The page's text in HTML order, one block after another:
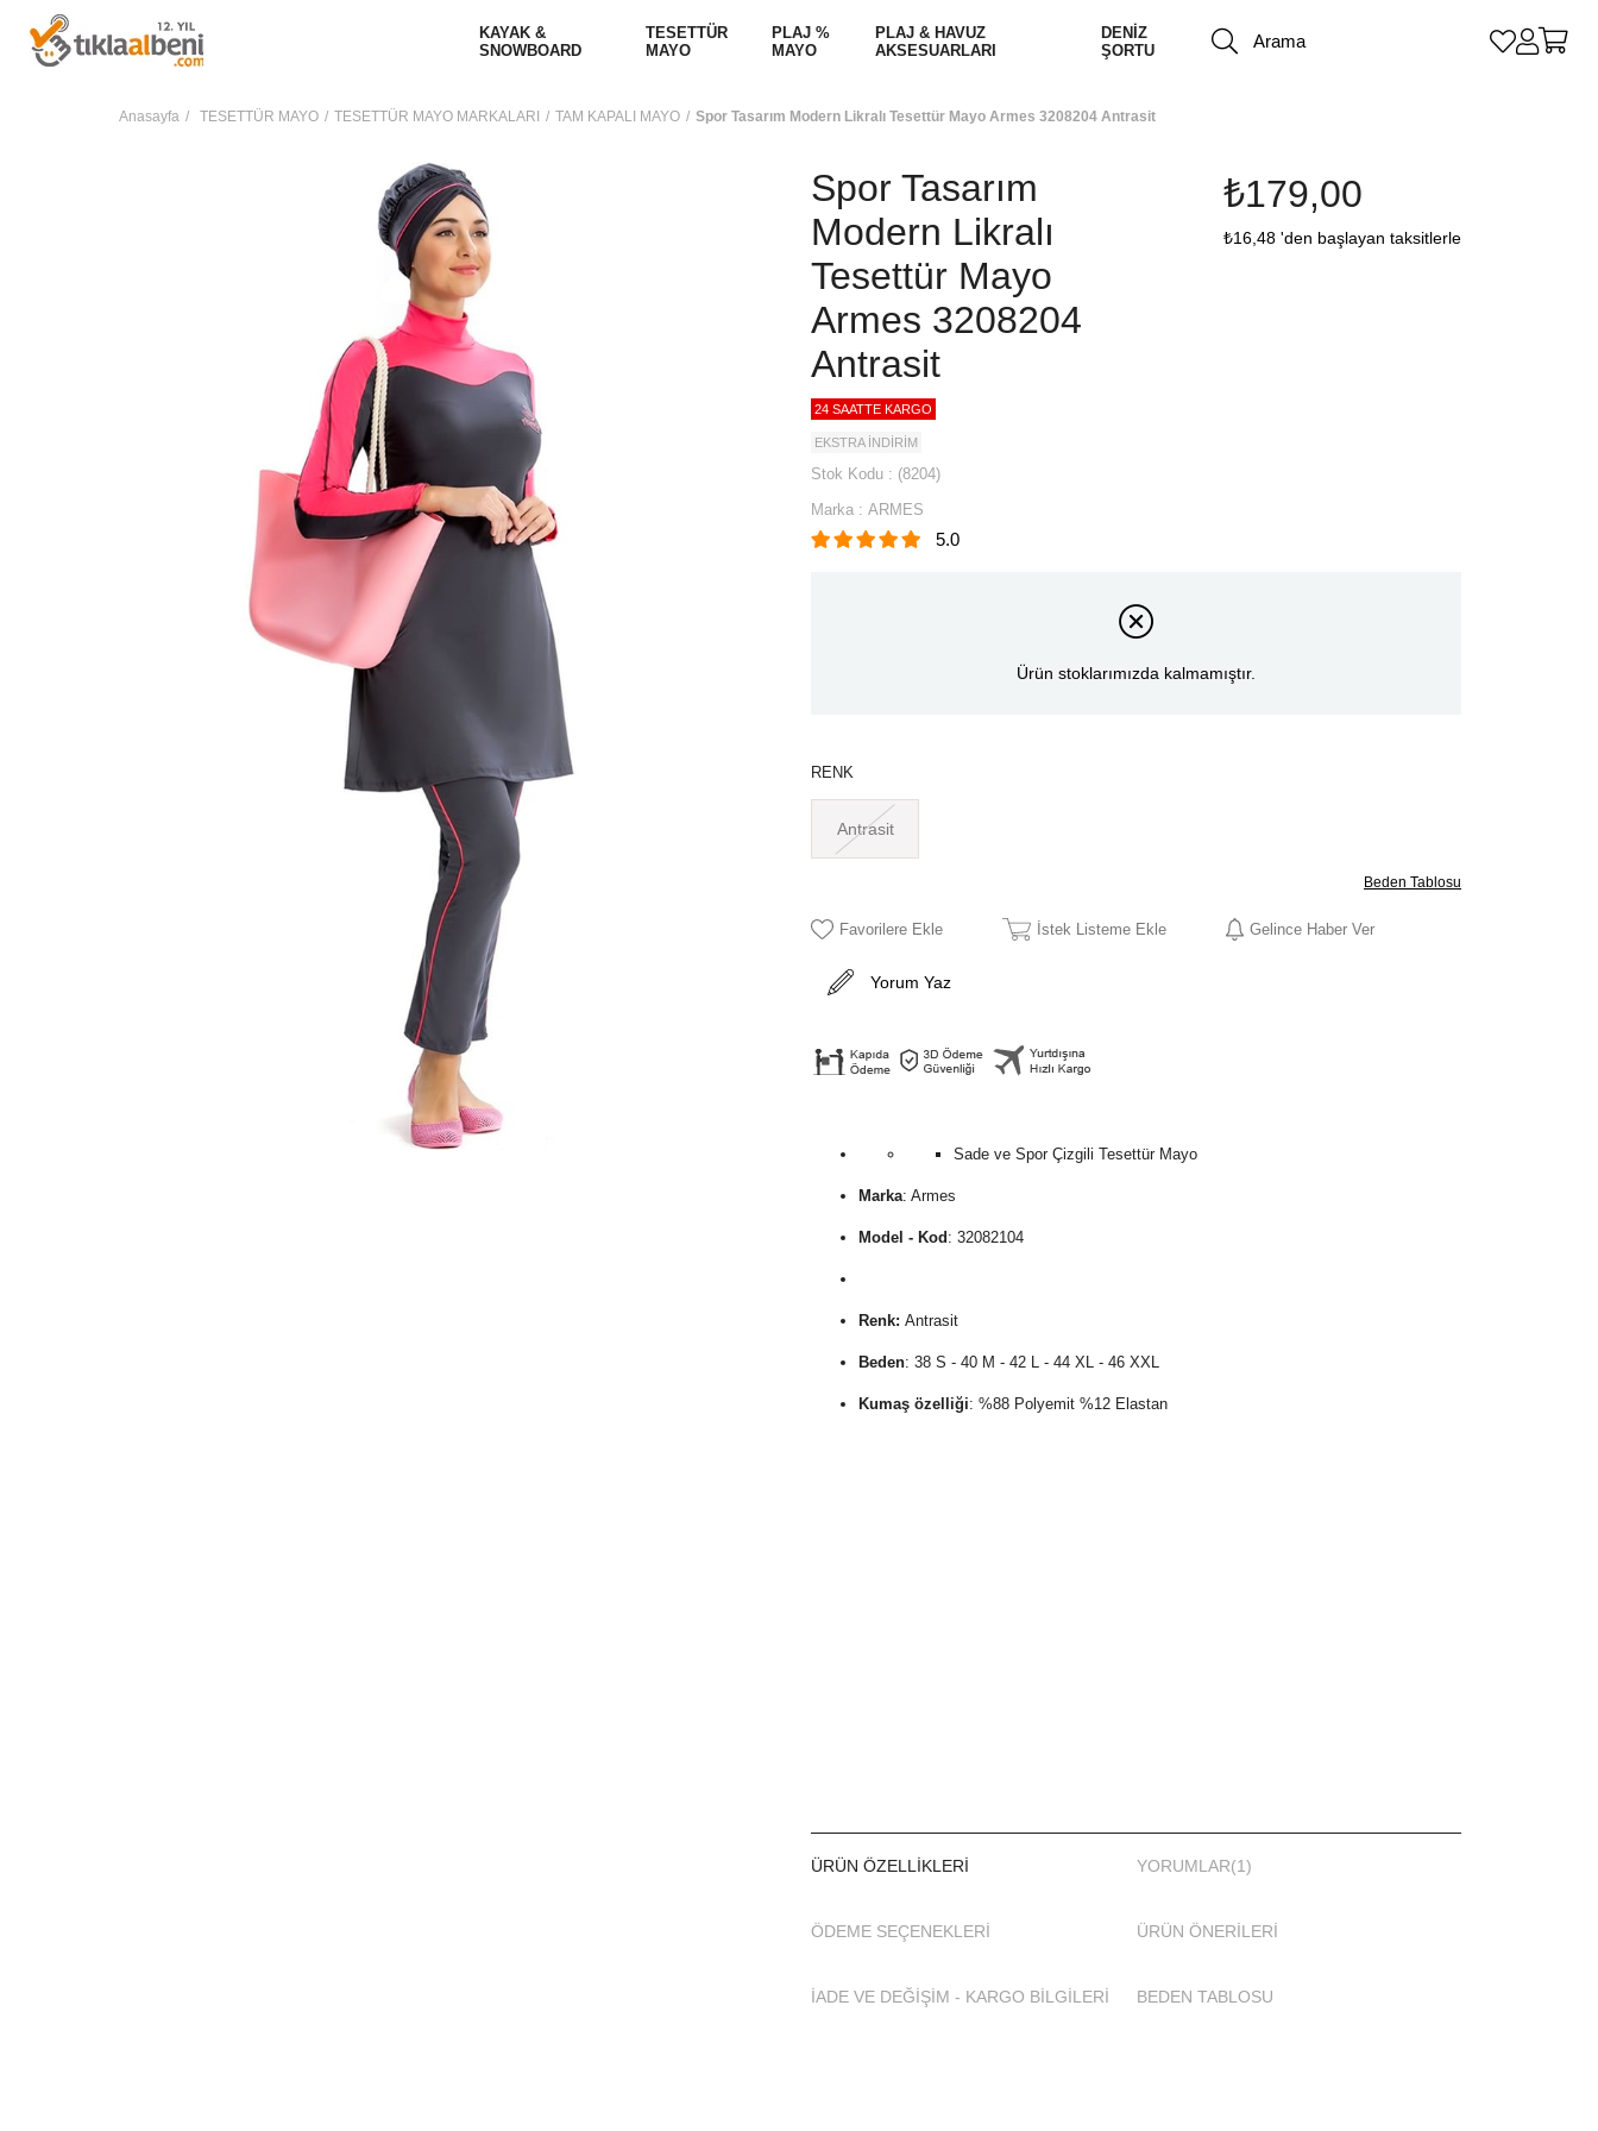
KAYAK &
SNOWBOARD
TESETTÜR
MAYO
PLAJ %
MAYO
PLAJ & HAVUZ
AKSESUARLARI
DENİZ
ŞORTU
Anasayfa TESETTÜR MAYO TESETTÜR MAYO MARKALARI TAM KAPALI MAYO Spor Tasarım Modern Likralı Tesettür Mayo Armes 3208204 Antrasit
Spor Tasarım
Modern Likralı
Tesettür Mayo
Armes 3208204
Antrasit
₺179,00
₺16,48 'den başlayan taksitlerle
24 SAATTE KARGO
EKSTRA İNDİRİM
Stok Kodu
(8204)
Marka : ARMES
5.0
Ürün stoklarımızda kalmamıştır.
RENK
Antrasit
Beden Tablosu
Favorilere Ekle İstek Listeme Ekle Gelince Haber Ver
Yorum Yaz
Sade ve Spor Çizgili Tesettür Mayo
Marka: Armes
Model - Kod : 32082104
Renk: Antrasit
Beden: 38 S - 40 M - 42 L - 44 XL - 46 XXL
Kumaş özelliği: %88 Polyemit %12 Elastan
Tesettür Mayosu çamaşır makinesinde yıkanmaz. Kuru temizleme yapılmaz.
ÜRÜN ÖZELLIKLERI YORUMLAR(1)
ÖDEME SEÇENEKLERI ÜRÜN ÖNERILERI
İADE VE DEĞİŞİM - KARGO BİLGİLERİ BEDEN TABLOSU